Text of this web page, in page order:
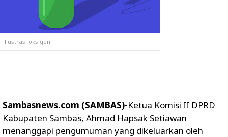
Ilustrasi oksigen
Sambasnews.com (SAMBAS)-Ketua Komisi II DPRD
Kabupaten Sambas, Ahmad Hapsak Setiawan
menanggapi pengumuman yang dikeluarkan oleh